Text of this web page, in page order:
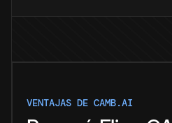
VENTAJAS DE CAMB.AI